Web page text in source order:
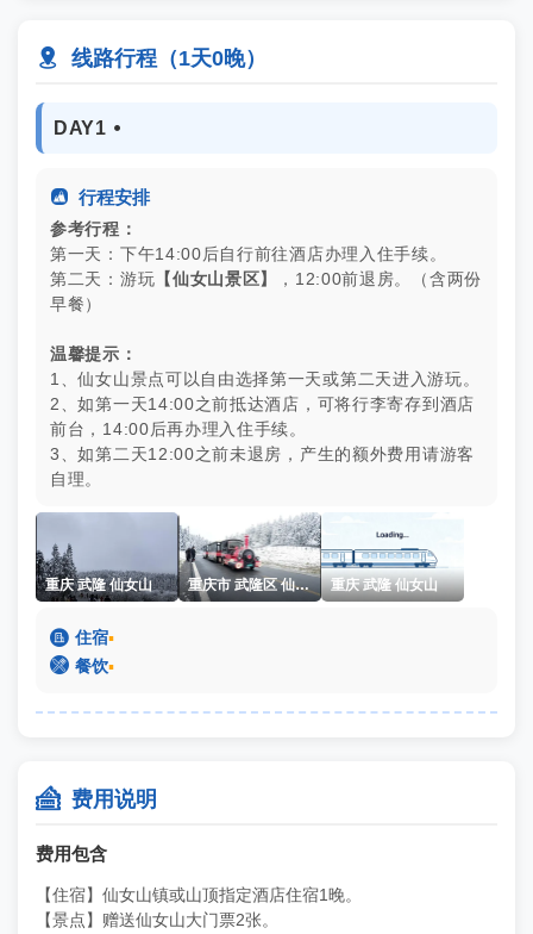
 线路行程（1天0晚）
DAY1 ⦁
 行程安排
参考行程：
第一天：下午14:00后自行前往酒店办理入住手续。
第二天：游玩 【仙女山景区】
，12:00前退房。（含两份
早餐）
温馨提示：
1、仙女山景点可以自由选择第一天或第二天进入游玩。
2、如第一天14:00之前抵达酒店，可将行李寄存到酒店
前台，14:00后再办理入住手续。
3、如第二天12:00之前未退房，产生的额外费用请游客
自理。
重庆 武隆 仙女山 重庆市 武隆区 仙女山 重庆 武隆 仙女山
 住宿▪
 餐饮▪
 费用说明
费用包含
【住宿】仙女山镇或山顶指定酒店住宿1晚。
【景点】赠送仙女山大门票2张。